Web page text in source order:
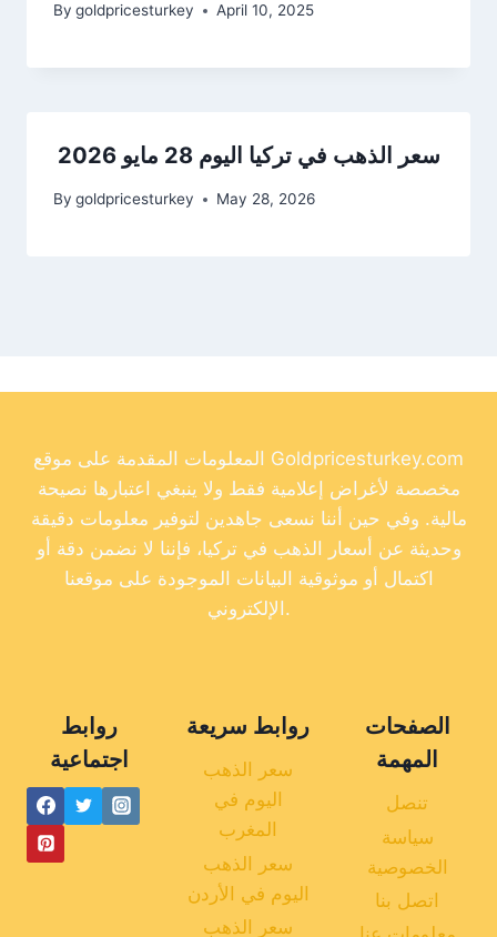
By goldpricesturkey April 10, 2025
سعر الذهب في تركيا اليوم 28 مايو 2026
By goldpricesturkey May 28, 2026
المعلومات المقدمة على موقع Goldpricesturkey.com
مخصصة لأغراض إعلامية فقط ولا ينبغي اعتبارها نصيحة
مالية. وفي حين أننا نسعى جاهدين لتوفير معلومات دقيقة
وحديثة عن أسعار الذهب في تركيا، فإننا لا نضمن دقة أو
اكتمال أو موثوقية البيانات الموجودة على موقعنا
الإلكتروني.
روابط
اجتماعية
روابط سريعة
سعر الذهب
اليوم في
المغرب
سعر الذهب
اليوم في الأردن
سعر الذهب
الصفحات
المهمة
تنصل
سياسة
الخصوصية
اتصل بنا